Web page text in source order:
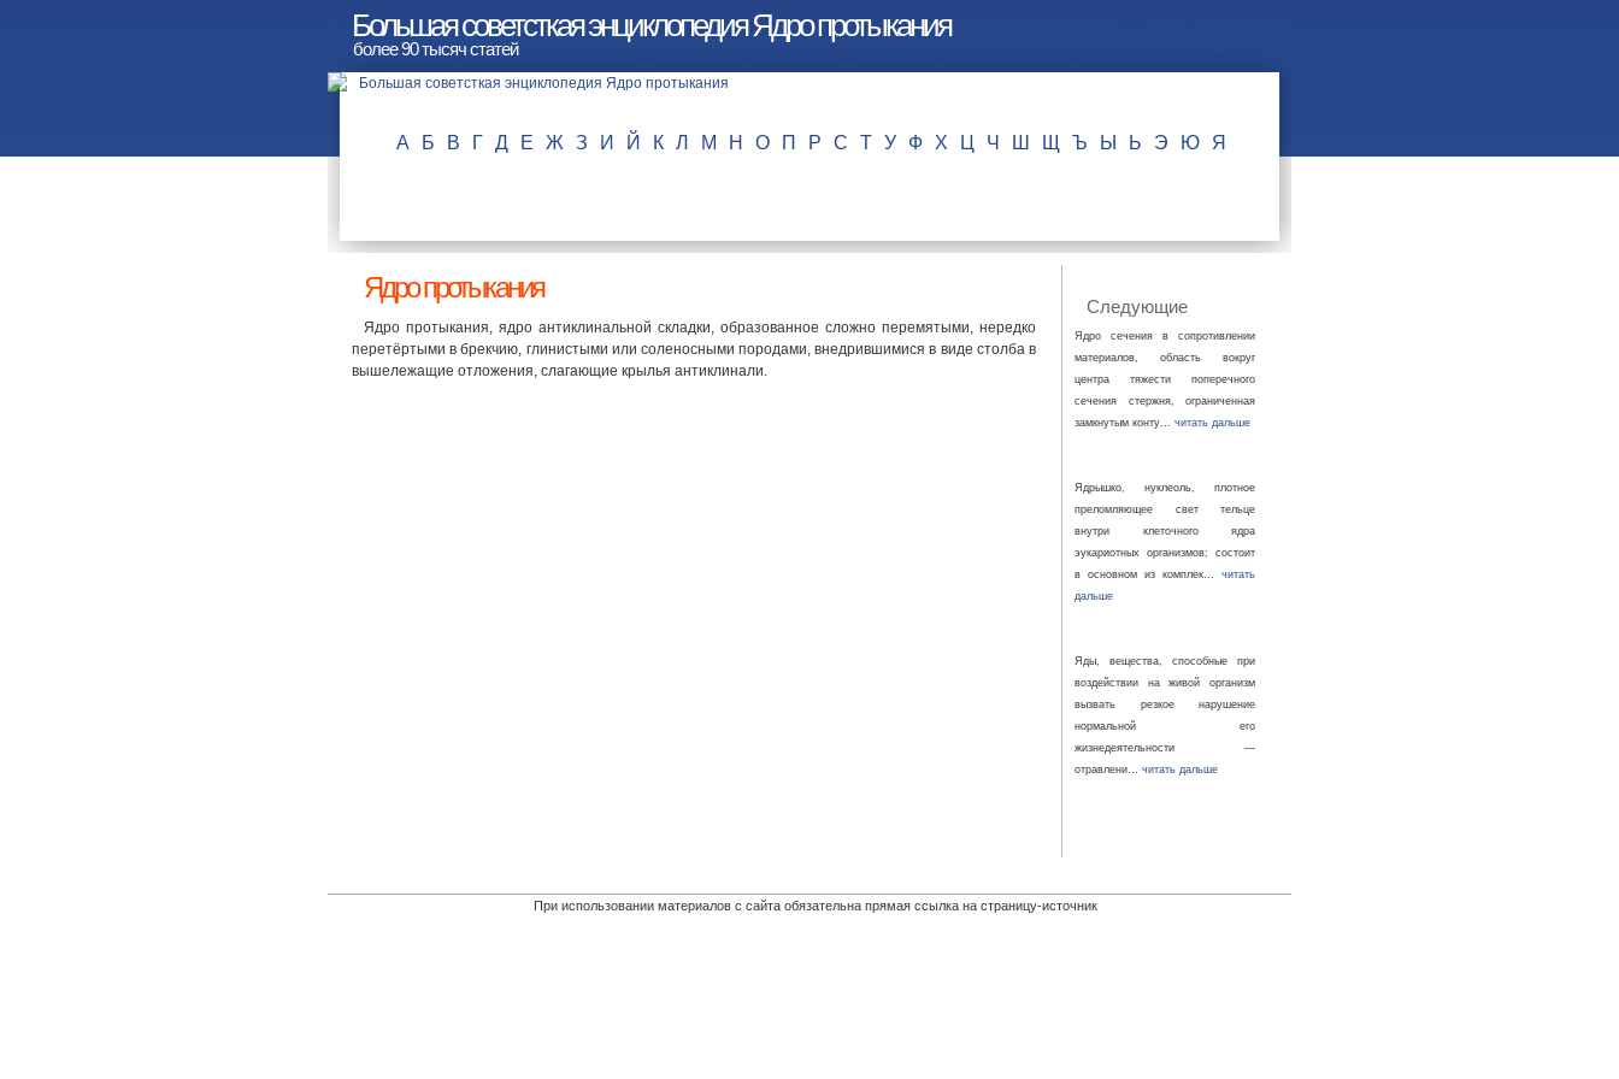
Большая советсткая энциклопедия Ядро протыкания
более 90 тысяч статей
А Б В Г Д Е Ж З И Й К Л М Н О П Р С Т У Ф Х Ц Ч Ш Щ Ъ Ы Ь Э Ю Я
Ядро протыкания
Ядро протыкания, ядро антиклинальной складки, образованное сложно перемятыми, нередко
перетёртыми в брекчию, глинистыми или соленосными породами, внедрившимися в виде столба в
вышележащие отложения, слагающие крылья антиклинали.
Следующие
Ядро сечения в сопротивлении
материалов, область вокруг
центра тяжести поперечного
сечения стержня, ограниченная
замкнутым конту… читать дальше
Ядрышко, нуклеоль, плотное
преломляющее свет тельце
внутри клеточного ядра
эукариотных организмов; состоит
в основном из комплек… читать
дальше
Яды, вещества, способные при
воздействии на живой организм
вызвать резкое нарушение
нормальной его
жизнедеятельности —
отравлени… читать дальше
При использовании материалов с сайта обязательна прямая ссылка на страницу-источник